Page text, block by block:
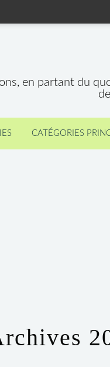
en partant du
CATÉGORIES